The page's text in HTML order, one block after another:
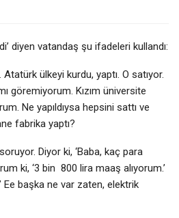
diyen vatandaş şu ifadeleri kullandı:
ülkeyi kurdu, yaptı. O satıyor.
göremiyorum. Kızım üniversite
Ne yapıldıysa hepsini sattı ve
fabrika yaptı?
Diyor ki, ‘Baba, kaç para
ki, ‘3 bin 800 lira maaş alıyorum.’
Ee başka ne var zaten, elektrik